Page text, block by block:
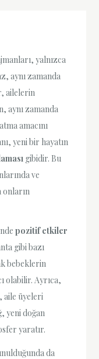
yalnızca
aynı zamanda
ailelerin
aynı zamanda
amacını
yeni bir hayatın
gibidir. Bu
ve
onların
pozitif etkiler
gibi bazı
bebeklerin
olabilir. Ayrıca,
aile üyeleri
yeni doğan
yaratır.
da